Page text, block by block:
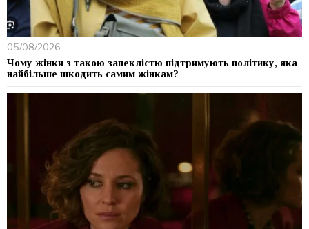
05/08/2026
Чому жінки з такою запеклістю підтримують політику, яка
найбільше шкодить самим жінкам?